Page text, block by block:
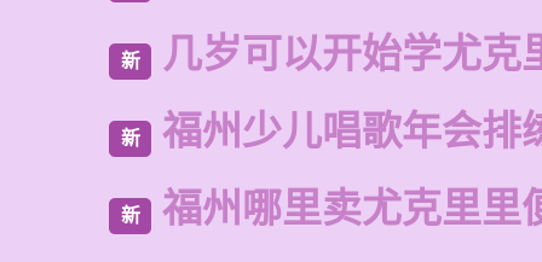
新 几岁可以开始学尤克
新 福州少儿唱歌年会排
新 福州哪里卖尤克里里